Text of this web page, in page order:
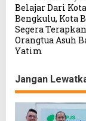
a
v
i
a
s
Belajar Dari Kota
Bengkulu, Kota
Segera
Orangtua Asuh
Yatim
Jangan